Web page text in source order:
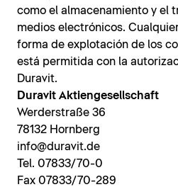
como el almacenamiento y el
medios electrónicos.
forma de explotación de los
está permitida con la
Duravit.
Duravit Aktiengesellschaft
Werderstraße 36
78132 Hornberg
info@duravit.de
Tel. 07833/70-0
Fax 07833/70-289